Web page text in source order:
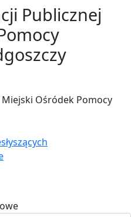
Przejdź do treści
Przejdź do menu
Publicznej
Ośródek Pomocy
theme